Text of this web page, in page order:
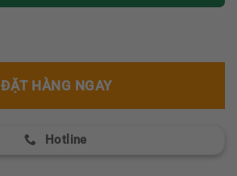
ĐẶT HÀNG NGAY
Hotline